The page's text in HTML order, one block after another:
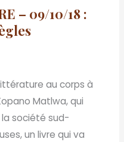
– 09/10/18 :
au corps à
Matlwa, qui
société sud-
un livre qui va